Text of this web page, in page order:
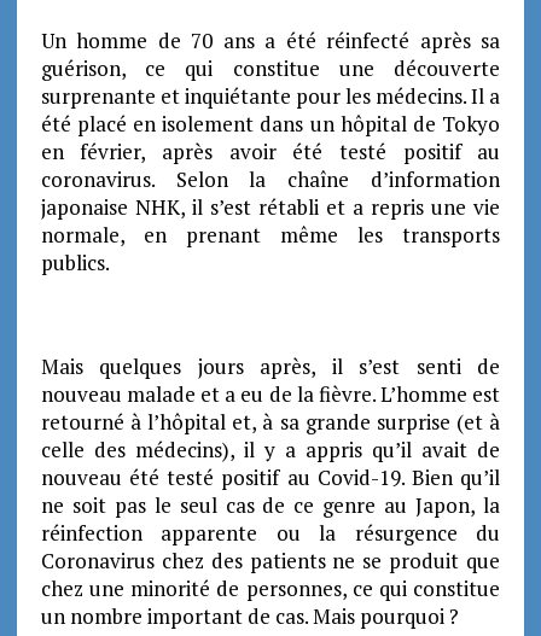
Un homme de 70 ans a été réinfecté après sa
guérison, ce qui constitue une découverte
surprenante et inquiétante pour les médecins. Il a
été placé en isolement dans un hôpital de Tokyo
en février, après avoir été testé positif au
coronavirus. Selon la chaîne d’information
japonaise NHK, il s’est rétabli et a repris une vie
normale, en prenant même les transports
publics.
Mais quelques jours après, il s’est senti de
nouveau malade et a eu de la fièvre. L’homme est
retourné à l’hôpital et, à sa grande surprise (et à
celle des médecins), il y a appris qu’il avait de
nouveau été testé positif au Covid-19. Bien qu’il
ne soit pas le seul cas de ce genre au Japon, la
réinfection apparente ou la résurgence du
Coronavirus chez des patients ne se produit que
chez une minorité de personnes, ce qui constitue
un nombre important de cas. Mais pourquoi ?